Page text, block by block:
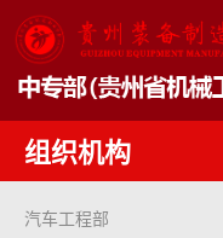
组织机构
汽车工程部